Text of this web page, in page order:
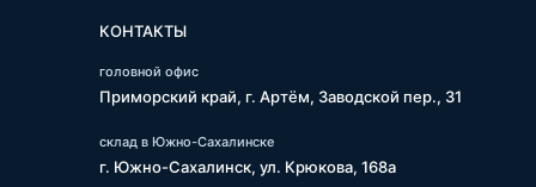
КОНТАКТЫ
головной офис
Приморский край, г. Артём, Заводской пер., 31
склад в Южно-Сахалинске
г. Южно-Сахалинск, ул. Крюкова, 168а